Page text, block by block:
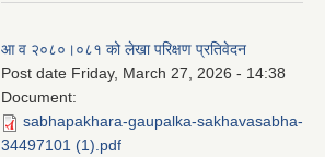
आ व २०८०।०८१ को लेखा परिक्षण प्रतिवेदन
Post date Friday, March 27, 2026 - 14:38
Document:
sabhapakhara-gaupalka-sakhavasabha-
34497101 (1).pdf